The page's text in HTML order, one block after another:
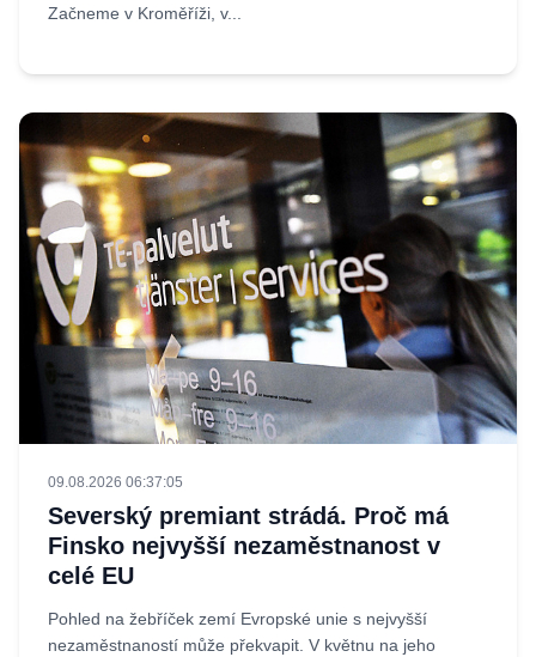
Začneme v Kroměříži, v...
09.08.2026 06:37:05
Severský premiant strádá. Proč má
Finsko nejvyšší nezaměstnanost v
celé EU
Pohled na žebříček zemí Evropské unie s nejvyšší
nezaměstnaností může překvapit. V květnu na jeho